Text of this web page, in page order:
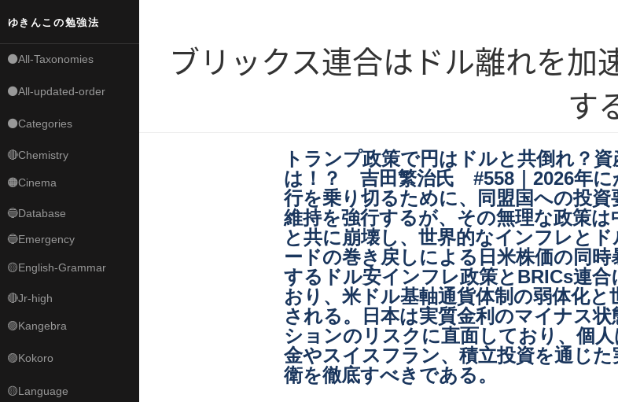
ゆきんこの勉強法
⚫All-Taxonomies
⚫All-updated-order
⚫Categories
🔴Chemistry
🟠Cinema
🔵Database
🔵Emergency
🟡English-Grammar
🔴Jr-high
🟣Kangebra
🟣Kokoro
🟡Language
ブリックス連合はドル離れを加
す
トランプ政策で円はドルと共倒れ？
は！？ 吉田繁治氏 #558｜2026年に
行を乗り切るために、同盟国への投
維持を強行するが、その無理な政策
と共に崩壊し、世界的なインフレと
ードの巻き戻しによる日米株価の同
するドル安インフレ政策とBRICs連
おり、米ドル基軸通貨体制の弱体化
される。日本は実質金利のマイナス
ションのリスクに直面しており、個
金やスイスフラン、積立投資を通じ
衛を徹底すべきである。